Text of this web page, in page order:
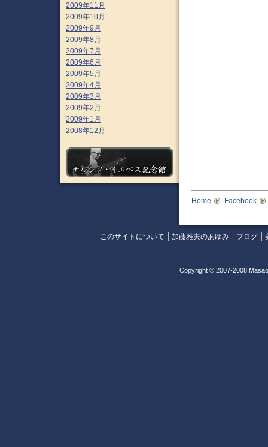
2009年11月
2009年10月
2009年9月
2009年8月
2009年7月
2009年6月
2009年5月
2009年4月
2009年3月
2009年2月
2009年1月
2008年12月
Home Facebook
このサイトについて 加藤雅夫のあゆみ ブログ
Copyright © 2007-2008